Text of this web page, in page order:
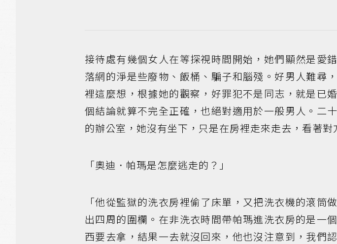
接待處有幾個女人在等探視時間開始，她們顯然是愛
落網的淨是些廢物、飯桶、騙子和腦殘。好男人難尋
裡這麼想，根據她的觀察，好罪犯不是同志，就是已
個結論就算不完全正確，也絕對適用於一般男人。二
的辦公室，她沒有坐下，只是在房裡走來走去，看著對
「奧迪．帕瑪是怎麼逃走的？」
「他從監獄的洗衣房裡偷了床單，又把洗衣機的滾筒
出四周的圍欄。在非洗衣時間帶帕瑪進洗衣房的是一
西要去拿，結果一去就沒回來，他也沒注意到，我們